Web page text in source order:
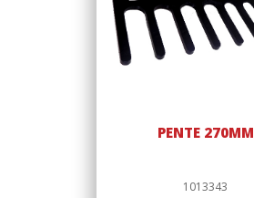
PENTE 270MM
1013343